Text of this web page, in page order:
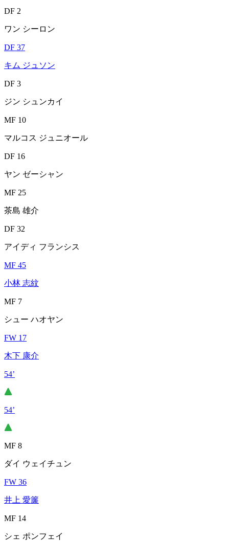
DF 2
ワン シーロン
DF 37
キム ジュソン
DF 3
ジン シュンカイ
MF 10
マルコス ジュニオール
DF 16
ヤン ゼーシャン
MF 25
茶島 雄介
DF 32
アイディ フランシス
MF 45
小林 志紋
MF 7
シュー ハオヤン
FW 17
木下 康介
54’
54’
MF 8
ダイ ウェイチュン
FW 36
井上 愛簾
MF 14
シェ ポンフェイ